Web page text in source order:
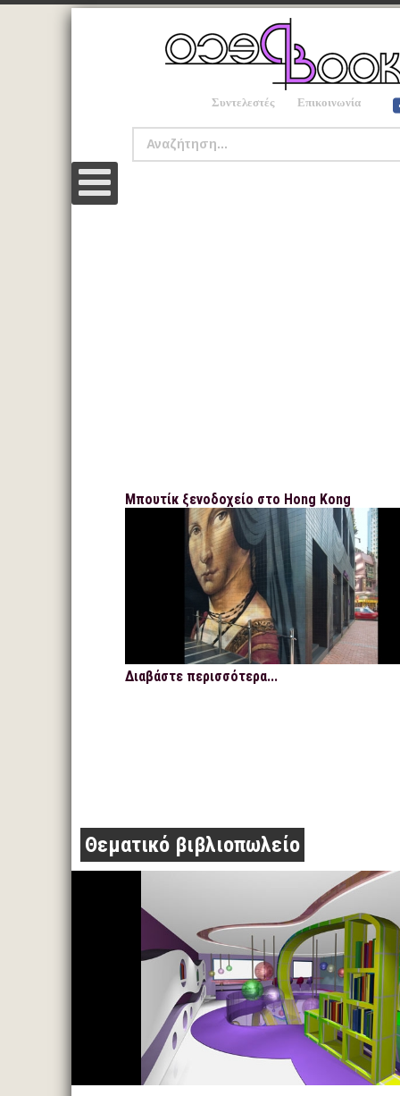
Συντελεστές Επικοινωνία
Μπουτίκ ξενοδοχείο στο Hong Kong
Διαβάστε περισσότερα...
Θεματικό βιβλιοπωλείο